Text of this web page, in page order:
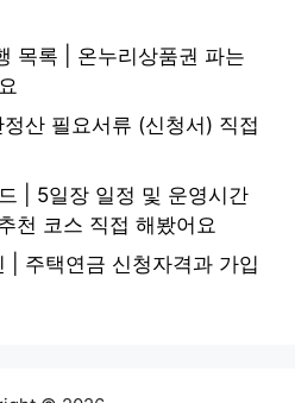
목록 | 온누리상품권 파는
산 필요서류 (신청서) 직접
| 5일장 일정 및 운영시간
천 코스 직접 해봤어요
| 주택연금 신청자격과 가입